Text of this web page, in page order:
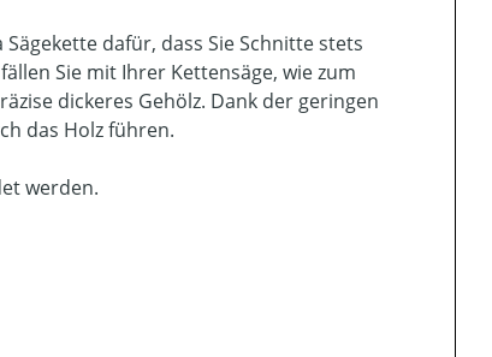
dafür, dass Sie Schnitte stets
Sie mit Ihrer Kettensäge, wie zum
dickeres Gehölz. Dank der geringen
das Holz führen.
werden.